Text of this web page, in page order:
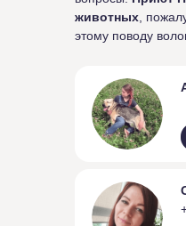
животных ,
этому поводу